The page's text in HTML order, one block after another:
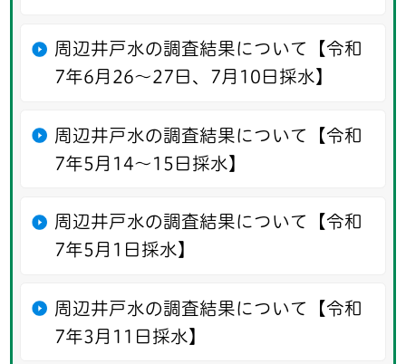
周辺井戸水の調査結果について【令和
7年6月26〜27日、7月10日採水】
周辺井戸水の調査結果について【令和
7年5月14〜15日採水】
周辺井戸水の調査結果について【令和
7年5月1日採水】
周辺井戸水の調査結果について【令和
7年3月11日採水】